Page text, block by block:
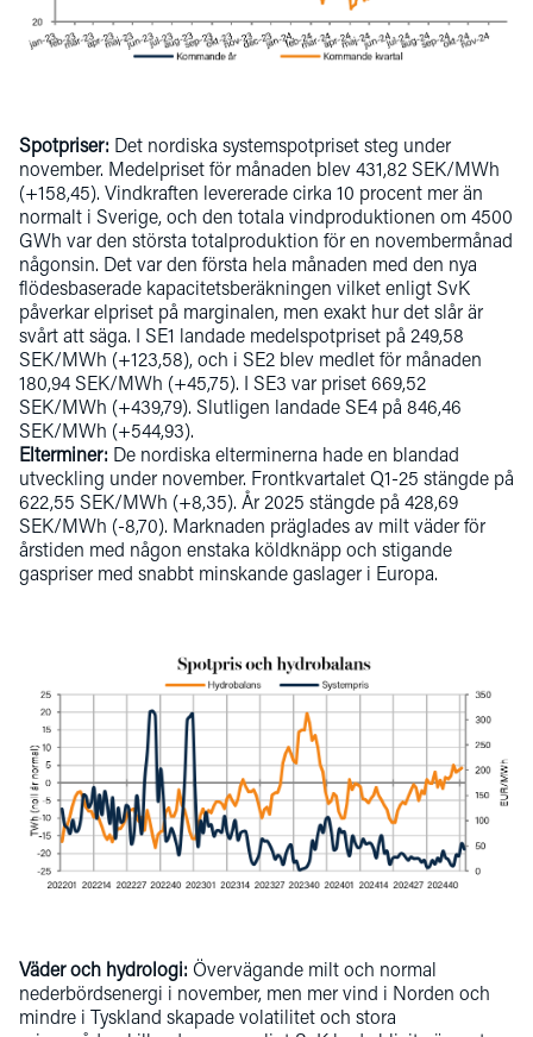
Spotpriser: Det nordiska systemspotpriset steg under
november. Medelpriset för månaden blev 431,82 SEK/MWh
(+158,45). Vindkraften levererade cirka 10 procent mer än
normalt i Sverige, och den totala vindproduktionen om 4500
GWh var den största totalproduktion för en novembermånad
någonsin. Det var den första hela månaden med den nya
flödesbaserade kapacitetsberäkningen vilket enligt SvK
påverkar elpriset på marginalen, men exakt hur det slår är
svårt att säga. I SE1 landade medelspotpriset på 249,58
SEK/MWh (+123,58), och i SE2 blev medlet för månaden
180,94 SEK/MWh (+45,75). I SE3 var priset 669,52
SEK/MWh (+439,79). Slutligen landade SE4 på 846,46
SEK/MWh (+544,93).
Elterminer: De nordiska elterminerna hade en blandad
utveckling under november. Frontkvartalet Q1-25 stängde på
622,55 SEK/MWh (+8,35). År 2025 stängde på 428,69
SEK/MWh (-8,70). Marknaden präglades av milt väder för
årstiden med någon enstaka köldknäpp och stigande
gaspriser med snabbt minskande gaslager i Europa.
Väder och hydrologi: Övervägande milt och normal
nederbördsenergi i november, men mer vind i Norden och
mindre i Tyskland skapade volatilitet och stora